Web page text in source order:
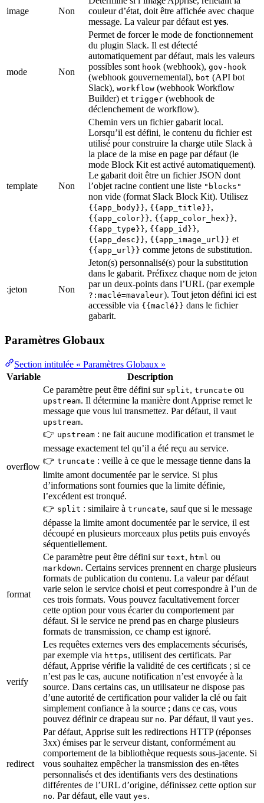
image Non
couleur d’état, doit être affichée avec chaque
message. La valeur par défaut est yes.
mode Non
Permet de forcer le mode de fonctionnement
du plugin Slack. Il est détecté
automatiquement par défaut, mais les valeurs
possibles sont hook (webhook), gov-hook
(webhook gouvernemental), bot (API bot
Slack), workflow (webhook Workflow
Builder) et trigger (webhook de
déclenchement de workflow).
template Non
Chemin vers un fichier gabarit local.
Lorsqu’il est défini, le contenu du fichier est
utilisé pour construire la charge utile Slack à
la place de la mise en page par défaut (le
mode Block Kit est activé automatiquement).
Le gabarit doit être un fichier JSON dont
l’objet racine contient une liste "blocks"
non vide (format Slack Block Kit). Utilisez
{{app_body}}, {{app_title}},
{{app_color}}, {{app_color_hex}},
{{app_type}}, {{app_id}},
{{app_desc}}, {{app_image_url}} et
{{app_url}} comme jetons de substitution.
:jeton Non
Jeton(s) personnalisé(s) pour la substitution
dans le gabarit. Préfixez chaque nom de jeton
par un deux-points dans l’URL (par exemple
?:maclé=mavaleur). Tout jeton défini ici est
accessible via {{maclé}} dans le fichier
gabarit.
Paramètres Globaux
Section intitulée « Paramètres Globaux »
Variable
Description
overflow
Ce paramètre peut être défini sur split, truncate ou
upstream. Il détermine la manière dont Apprise remet le
message que vous lui transmettez. Par défaut, il vaut
upstream.
👉 upstream : ne fait aucune modification et transmet le
message exactement tel qu’il a été reçu au service.
👉 truncate : veille à ce que le message tienne dans la
limite amont documentée par le service. Si plus
d’informations sont fournies que la limite définie,
l’excédent est tronqué.
👉 split : similaire à truncate, sauf que si le message
dépasse la limite amont documentée par le service, il est
découpé en plusieurs morceaux plus petits puis envoyés
séquentiellement.
format
Ce paramètre peut être défini sur text, html ou
markdown. Certains services prennent en charge plusieurs
formats de publication du contenu. La valeur par défaut
varie selon le service choisi et peut correspondre à l’un de
ces trois formats. Vous pouvez facultativement forcer
cette option pour vous écarter du comportement par
défaut. Si le service ne prend pas en charge plusieurs
formats de transmission, ce champ est ignoré.
verify
Les requêtes externes vers des emplacements sécurisés,
par exemple via https, utilisent des certificats. Par
défaut, Apprise vérifie la validité de ces certificats ; si ce
n’est pas le cas, aucune notification n’est envoyée à la
source. Dans certains cas, un utilisateur ne dispose pas
d’une autorité de certification pour valider la clé ou fait
simplement confiance à la source ; dans ce cas, vous
pouvez définir ce drapeau sur no. Par défaut, il vaut yes.
redirect
Par défaut, Apprise suit les redirections HTTP (réponses
3xx) émises par le serveur distant, conformément au
comportement de la bibliothèque requests sous-jacente. Si
vous souhaitez empêcher la transmission des en-têtes
personnalisés et des identifiants vers des destinations
différentes de l’URL d’origine, définissez cette option sur
no. Par défaut, elle vaut yes.